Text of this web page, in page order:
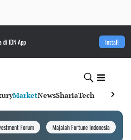
di IDN App Install
MarketNewsShariaTech
Forum Majalah Fortune Indonesia